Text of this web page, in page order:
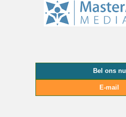
Bel ons nu
E-mail